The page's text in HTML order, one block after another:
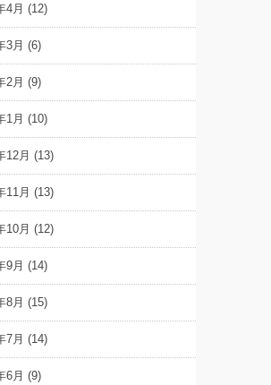
4月 (12)
3月 (6)
2月 (9)
1月 (10)
12月 (13)
11月 (13)
10月 (12)
9月 (14)
8月 (15)
7月 (14)
6月 (9)